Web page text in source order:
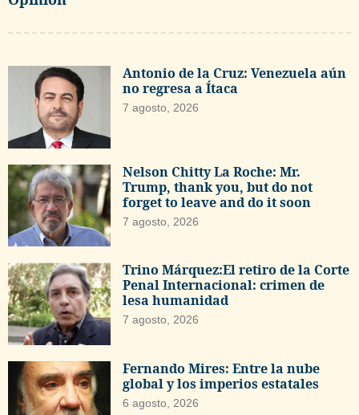
Antonio de la Cruz: Venezuela aún
no regresa a Ítaca
7 agosto, 2026
Nelson Chitty La Roche: Mr.
Trump, thank you, but do not
forget to leave and do it soon
7 agosto, 2026
Trino Márquez:El retiro de la Corte
Penal Internacional: crimen de
lesa humanidad
7 agosto, 2026
Fernando Mires: Entre la nube
global y los imperios estatales
6 agosto, 2026